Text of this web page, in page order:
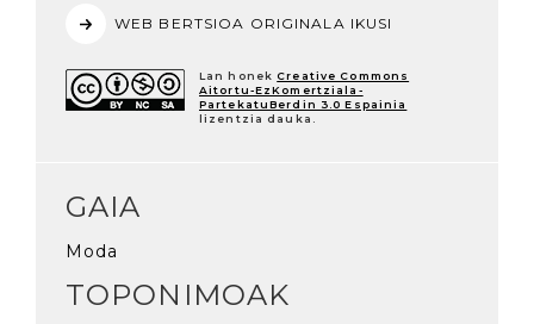
WEB BERTSIOA ORIGINALA IKUSI
Lan honek Creative Commons
Aitortu-EzKomertziala-
PartekatuBerdin 3.0 Espainia
lizentzia dauka.
GAIA
Moda
TOPONIMOAK